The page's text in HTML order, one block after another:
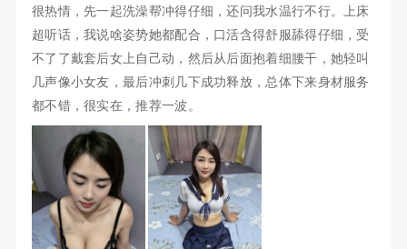
很热情，先一起洗澡帮冲得仔细，还问我水温行不行。上床
超听话，我说啥姿势她都配合，口活含得舒服舔得仔细，受
不了了戴套后女上自己动，然后从后面抱着细腰干，她轻叫
几声像小女友，最后冲刺几下成功释放，总体下来身材服务
都不错，很实在，推荐一波。